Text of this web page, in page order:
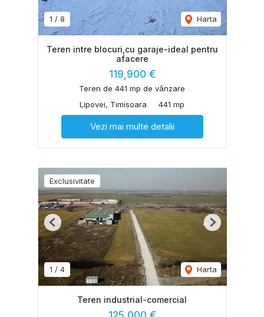
1 / 8 Harta
Teren intre blocuri,cu garaje-ideal pentru
afacere
119,900 €
Teren de 441 mp de vânzare
Lipovei, Timisoara
441 mp
Vezi mai multe detalii
Exclusivitate
1 / 4 Harta
Previous Next
Teren industrial-comercial